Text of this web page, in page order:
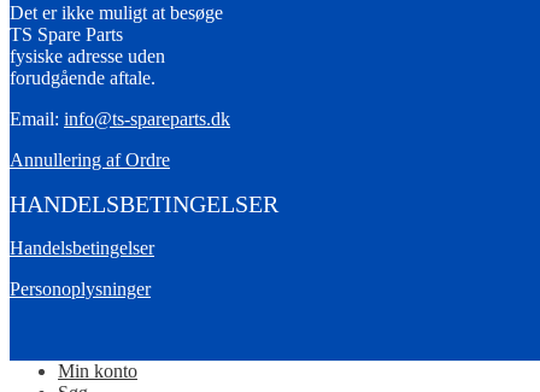
Det er ikke muligt at besøge
TS Spare Parts
fysiske adresse uden
forudgående aftale.
Email: info@ts-spareparts.dk
Annullering af Ordre
HANDELSBETINGELSER
Handelsbetingelser
Personoplysninger
Min konto